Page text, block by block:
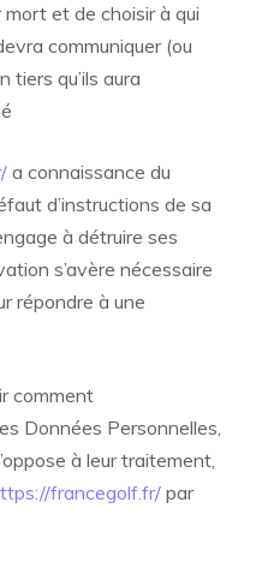
et de choisir à qui
communiquer (ou
tiers qu’ils aura
a connaissance du
d’instructions de sa
à détruire ses
s’avère nécessaire
répondre à une
comment
Données Personnelles,
à leur traitement,
francegolf.fr/ par